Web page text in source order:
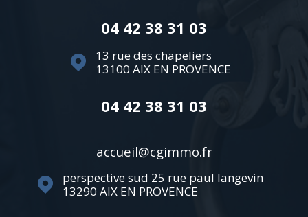
04 42 38 31 03
13 rue des chapeliers
13100 AIX EN PROVENCE
04 42 38 31 03
accueil@cgimmo.fr
perspective sud 25 rue paul langevin
13290 AIX EN PROVENCE